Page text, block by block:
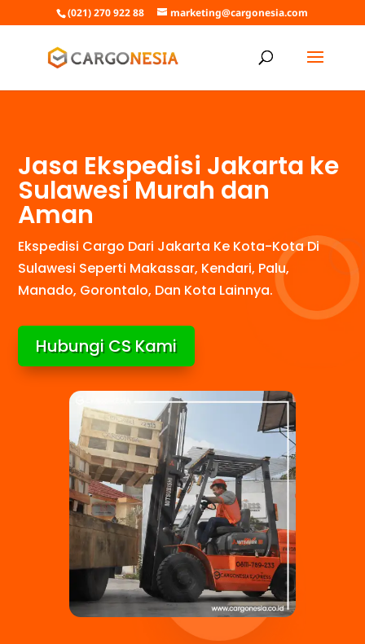
(021) 270 922 88 marketing@cargonesia.com
Jasa Ekspedisi Jakarta ke
Sulawesi Murah dan
Aman
Ekspedisi Cargo Dari Jakarta Ke Kota-Kota Di
Sulawesi Seperti Makassar, Kendari, Palu,
Manado, Gorontalo, Dan Kota Lainnya.
Hubungi CS Kami